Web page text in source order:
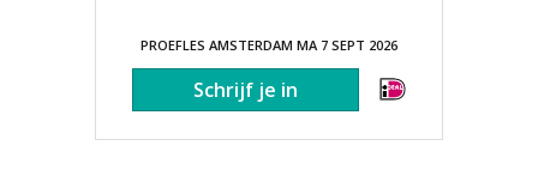
PROEFLES AMSTERDAM MA 7 SEPT 2026